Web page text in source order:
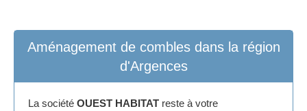
Aménagement de combles dans la région
d'Argences
La société OUEST HABITAT reste à votre